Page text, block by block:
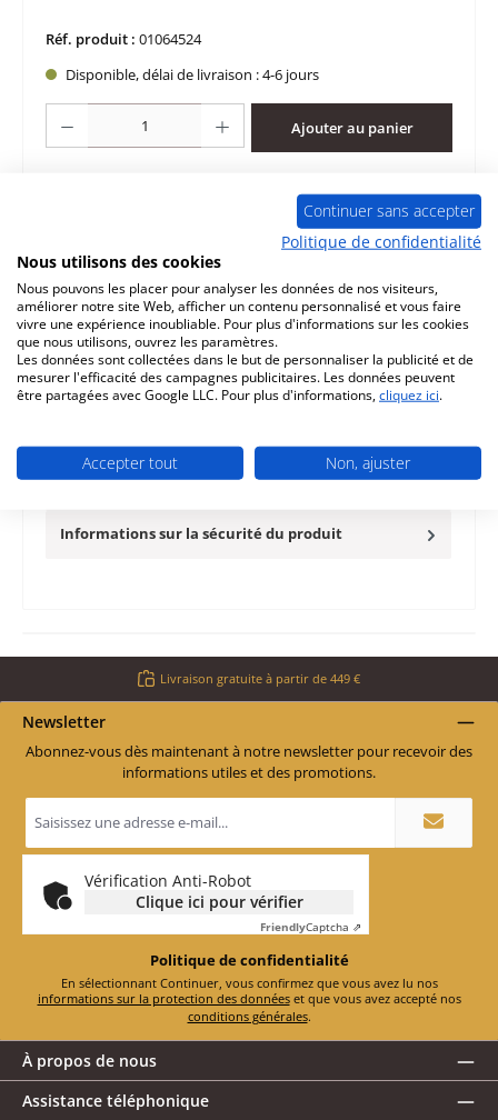
Réf. produit : 01064524
Disponible, délai de livraison : 4-6 jours
Ajouter au panier
Question sur le produit
Description
joint de porte pour le poêle Romotop Esquina Nous
Caractéristiques
Informations sur la sécurité du produit
Livraison gratuite à partir de 449 €
Newsletter
Abonnez-vous dès maintenant à notre newsletter pour recevoir des
informations utiles et des promotions.
e-
*
Vérification Anti-Robot
Clique ici pour vérifier
FriendlyCaptcha ⇗
Politique de confidentialité
En sélectionnant Continuer, vous confirmez que vous avez lu nos
informations sur la protection des données
et que vous avez accepté nos
conditions générales.
À propos de nous
Assistance téléphonique
Continuer sans accepter
Politique de confidentialité
Nous utilisons des cookies
Nous pouvons les placer pour analyser les données de nos visiteurs,
améliorer notre site Web, afficher un contenu personnalisé et vous faire
vivre une expérience inoubliable. Pour plus d'informations sur les cookies
que nous utilisons, ouvrez les paramètres.
Les données sont collectées dans le but de personnaliser la publicité et de
mesurer l'efficacité des campagnes publicitaires. Les données peuvent
être partagées avec Google LLC. Pour plus d'informations, cliquez ici.
Accepter tout Non, ajuster